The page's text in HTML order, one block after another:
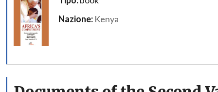
Nazione: Kenya